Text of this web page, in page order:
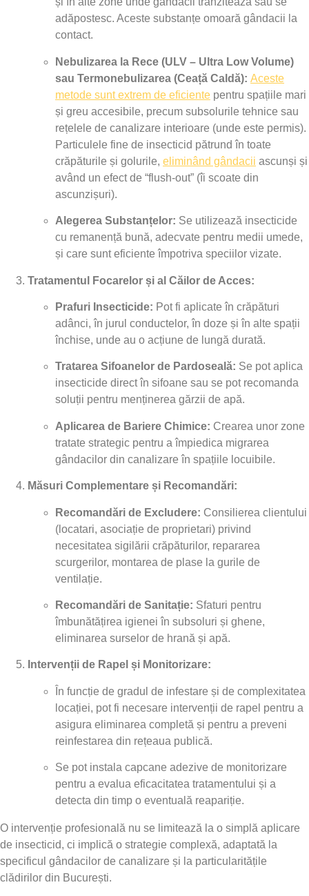
adăpostesc. Aceste substanțe omoară gândacii la
contact.
Nebulizarea la Rece (ULV – Ultra Low Volume)
sau Termonebulizarea (Ceață Caldă): Aceste
metode sunt extrem de eficiente pentru spațiile mari
și greu accesibile, precum subsolurile tehnice sau
rețelele de canalizare interioare (unde este permis).
Particulele fine de insecticid pătrund în toate
crăpăturile și golurile, eliminând gândacii ascunși și
având un efect de “flush-out” (îi scoate din
ascunzișuri).
Alegerea Substanțelor: Se utilizează insecticide
cu remanență bună, adecvate pentru medii umede,
și care sunt eficiente împotriva speciilor vizate.
Tratamentul Focarelor și al Căilor de Acces:
Prafuri Insecticide: Pot fi aplicate în crăpături
adânci, în jurul conductelor, în doze și în alte spații
închise, unde au o acțiune de lungă durată.
Tratarea Sifoanelor de Pardoseală: Se pot aplica
insecticide direct în sifoane sau se pot recomanda
soluții pentru menținerea gărzii de apă.
Aplicarea de Bariere Chimice: Crearea unor zone
tratate strategic pentru a împiedica migrarea
gândacilor din canalizare în spațiile locuibile.
Măsuri Complementare și Recomandări:
Recomandări de Excludere: Consilierea clientului
(locatari, asociație de proprietari) privind
necesitatea sigilării crăpăturilor, repararea
scurgerilor, montarea de plase la gurile de
ventilație.
Recomandări de Sanitație: Sfaturi pentru
îmbunătățirea igienei în subsoluri și ghene,
eliminarea surselor de hrană și apă.
Intervenții de Rapel și Monitorizare:
În funcție de gradul de infestare și de complexitatea
locației, pot fi necesare intervenții de rapel pentru a
asigura eliminarea completă și pentru a preveni
reinfestarea din rețeaua publică.
Se pot instala capcane adezive de monitorizare
pentru a evalua eficacitatea tratamentului și a
detecta din timp o eventuală reapariție.
O intervenție profesională nu se limitează la o simplă aplicare
de insecticid, ci implică o strategie complexă, adaptată la
specificul gândacilor de canalizare și la particularitățile
clădirilor din București.